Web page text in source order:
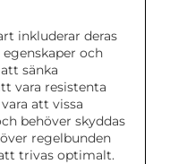
inkluderar deras
och
sänka
vara resistenta
att vissa
behöver skyddas
regelbunden
trivas optimalt.